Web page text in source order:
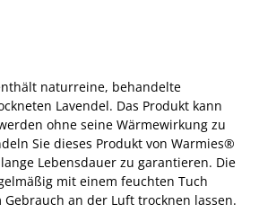
naturreine, behandelte
Lavendel. Das Produkt kann
ohne seine Wärmewirkung zu
Sie dieses Produkt von Warmies®
Lebensdauer zu garantieren. Die
mit einem feuchten Tuch
an der Luft trocknen lassen.